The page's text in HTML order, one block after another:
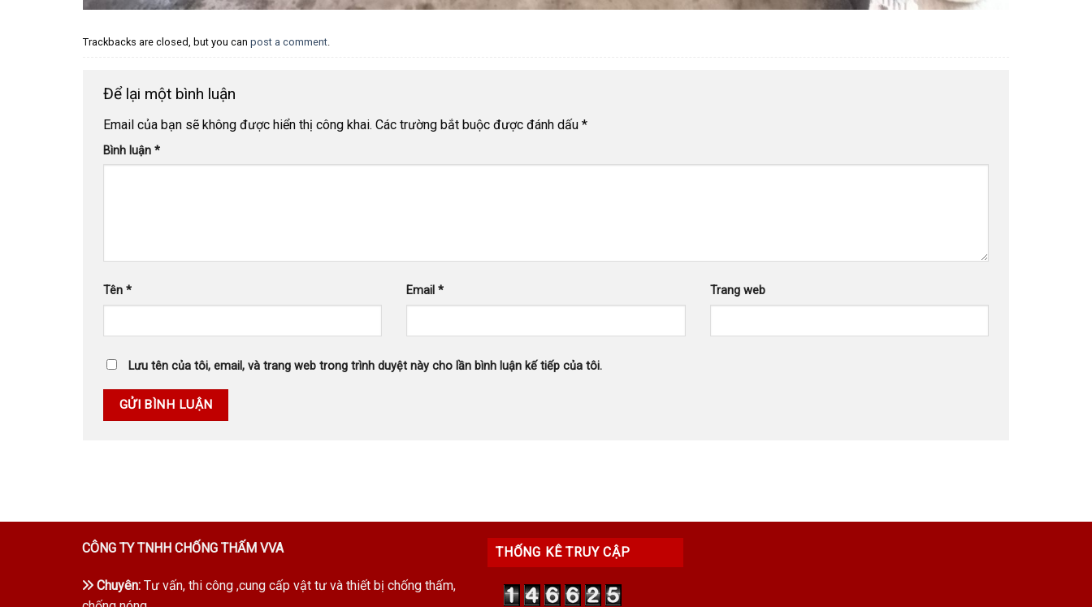
Trackbacks are closed, but you can post a comment.
Để lại một bình luận
Email của bạn sẽ không được hiển thị công khai. Các trường bắt buộc được đánh dấu *
Bình luận *
Tên * Email* Trang web
Lưu tên của tôi, email, và trang web trong trình duyệt này cho lần bình luận kế tiếp của tôi.
CÔNG TY TNHH CHỐNG THẤM VVA
Chuyên:Tư vấn, thi công ,cung cấp vật tư và thiết bị chống thấm,
THỐNG KÊ TRUY CẬP